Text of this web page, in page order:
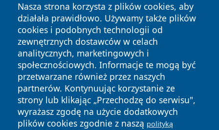
Nasza strona korzysta z plików cookies, aby
działała prawidłowo. Używamy także plików
cookies i podobnych technologii od
zewnętrznych dostawców w celach
analitycznych, marketingowych i
społecznościowych. Informacje te mogą być
przetwarzane również przez naszych
partnerów. Kontynuując korzystanie ze
strony lub klikając „Przechodzę do serwisu",
wyrażasz zgodę na użycie dodatkowych
plików cookies zgodnie z naszą polityką
Copyright © 2026 raciborski24.pl Wszystkie prawa
zastrzeżone.
News Autorzy
Polityka
Prywatności
Polityka
Cookies